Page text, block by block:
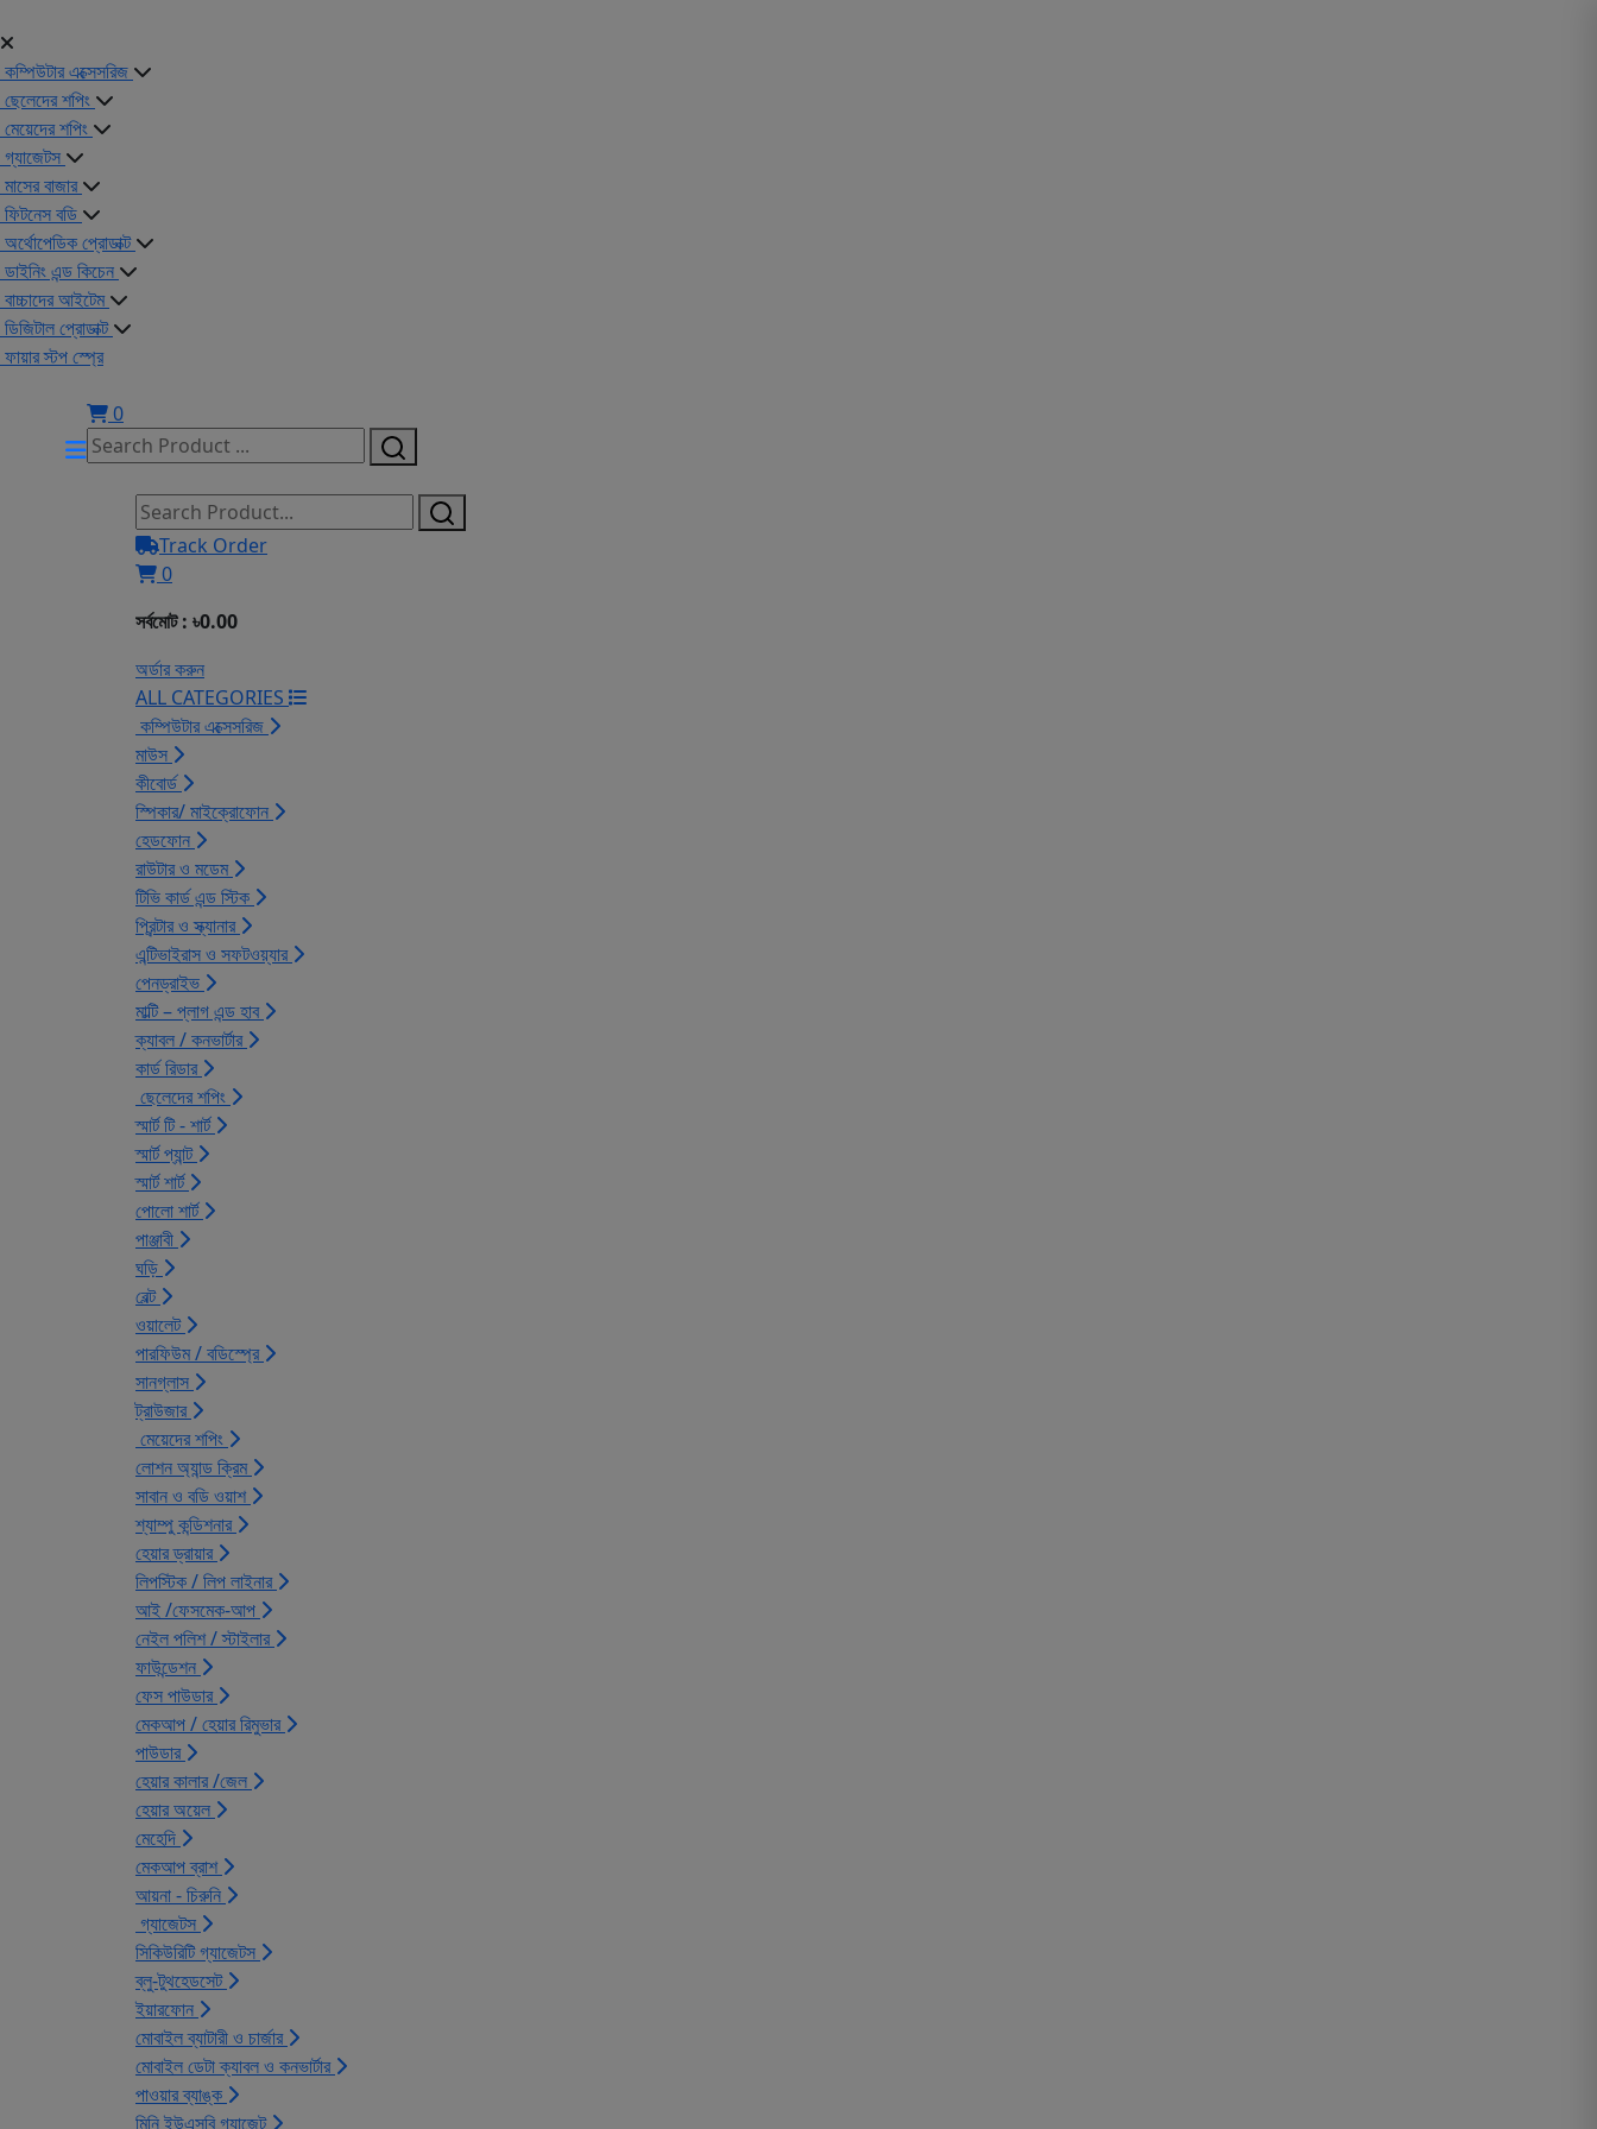
কম্পিউটার এক্সেসরিজ
ছেলেদের শপিং
মেয়েদের শপিং
গ্যাজেটস
মাসের বাজার
ফিটনেস বডি
অর্থোপেডিক প্রোডাক্ট
ডাইনিং এন্ড কিচেন
বাচ্চাদের আইটেম
ডিজিটাল প্রোডাক্ট
ফায়ার স্টপ স্প্রে
0
Track Order
0
সর্বমোট : ৳0.00
অর্ডার করুন
ALL CATEGORIES
কম্পিউটার এক্সেসরিজ
মাউস
কীবোর্ড
স্পিকার/ মাইক্রোফোন
হেডফোন
রাউটার ও মডেম
টিভি কার্ড এন্ড স্টিক
প্রিন্টার ও স্ক্যানার
এন্টিভাইরাস ও সফটওয়্যার
পেনড্রাইভ
মাল্টি – প্লাগ এন্ড হাব
ক্যাবল / কনভার্টার
কার্ড রিডার
ছেলেদের শপিং
স্মার্ট টি - শার্ট
স্মার্ট প্যান্ট
স্মার্ট শার্ট
পোলো শার্ট
পাঞ্জাবী
ঘড়ি
বেল্ট
ওয়ালেট
পারফিউম / বডিস্প্রে
সানগ্লাস
ট্রাউজার
মেয়েদের শপিং
লোশন অ্যান্ড ক্রিম
সাবান ও বডি ওয়াশ
শ্যাম্পু কন্ডিশনার
হেয়ার ড্রায়ার
লিপস্টিক / লিপ লাইনার
আই /ফেসমেক-আপ
নেইল পলিশ / স্টাইলার
ফাউন্ডেশন
ফেস পাউডার
মেকআপ / হেয়ার রিমুভার
পাউডার
হেয়ার কালার /জেল
হেয়ার অয়েল
মেহেদি
মেকআপ ব্রাশ
আয়না - চিরুনি
গ্যাজেটস
সিকিউরিটি গ্যাজেটস
ব্লু-টুথহেডসেট
ইয়ারফোন
মোবাইল ব্যাটারী ও চার্জার
মোবাইল ডেটা ক্যাবল ও কনভার্টার
পাওয়ার ব্যাঙ্ক
মিনি ইউএসবি গ্যাজেট